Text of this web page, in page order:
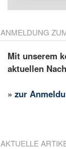
ANMELDUNG
Mit unserem
aktuellen
»zur
AKTUELLE